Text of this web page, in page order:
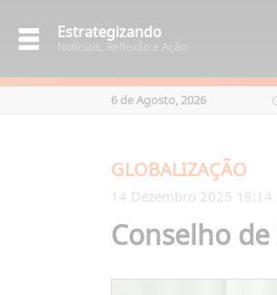
Estrategizando
Notíciais, Reflexão e Ação
6 de Agosto, 2026
GLOBALIZAÇÃO
14 Dezembro 2025 18:14
Conselho